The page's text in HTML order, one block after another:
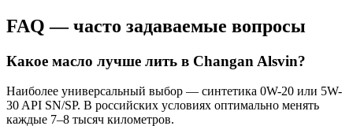
FAQ — часто задаваемые вопросы
Какое масло лучше лить в Changan Alsvin?
Наиболее универсальный выбор — синтетика 0W-20 или 5W-
30 API SN/SP. В российских условиях оптимально менять
каждые 7–8 тысяч километров.